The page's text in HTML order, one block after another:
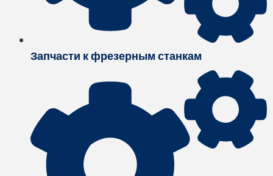
Запчасти к фрезерным станкам